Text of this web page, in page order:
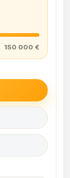
150 000 €